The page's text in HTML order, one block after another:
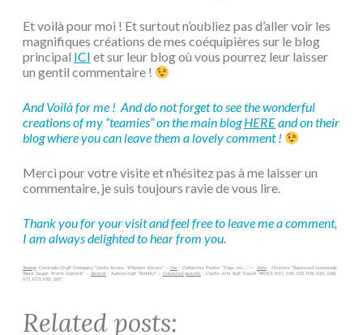
Et voilà pour moi ! Et surtout n’oubliez pas d’aller voir les
magnifiques créations de mes coéquipières sur le blog
principal ICI et sur leur blog où vous pourrez leur laisser
un gentil commentaire !
And Voilà for me ! And do not forget to see the wonderful
creations of my “teamies” on the main blogHEREand on their
blog where youcanleave them a lovely comment !
Merci pour votre visite et n’hésitez pas à me laisser un
commentaire, je suis toujours ravie de vous lire.
Thank you for your visit and feel free to leave me a comment,
I am always delighted to hear from you.
Stamp: Colorado Craft Company “Anita Jeram- Whisker Kisses” – Die : Catherine Pooler “Tags, etc…” – Inks: Distress “Squeezed Lemonade,
Spun Sugar, Worn Lipstick” – Stencil : Kaisercraft “Bubbly” – Coloured pencils : Castle Arts Soft Touch “#003, 007, 010, 012, 018, 020, 066,
071, 073, 082, 120”.
Related posts: